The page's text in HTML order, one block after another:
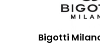
Bigotti Milano